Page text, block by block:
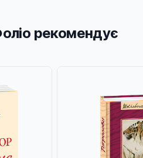
рекомендує